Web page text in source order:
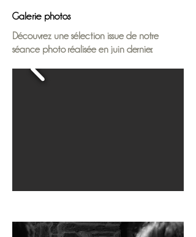
Galerie photos
Découvrez une sélection issue de notre
séance photo réalisée en juin dernier.